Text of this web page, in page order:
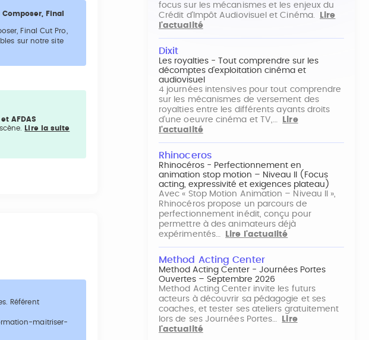
Final
Final Cut Pro,
sur notre site
AFDAS
Lire la suite
Référent
maitriser-
focus sur les mécanismes et les enjeux du
Crédit d'Impôt Audiovisuel et Cinéma.
Lire
l'actualité
Dixit
Les royalties - Tout comprendre sur les
décomptes d'exploitation cinéma et
audiovisuel
4 journées intensives pour tout comprendre
sur les mécanismes de versement des
royalties entre les différents ayants droits
d'une oeuvre cinéma et TV,…
Lire
l'actualité
Rhinoceros
Rhinocéros - Perfectionnement en
animation stop motion – Niveau II (Focus
acting, expressivité et exigences plateau)
Avec « Stop Motion Animation – Niveau II »,
Rhinocéros propose un parcours de
perfectionnement inédit, conçu pour
permettre à des animateurs déjà
expérimentés…
Lire l'actualité
Method Acting Center
Method Acting Center - Journées Portes
Ouvertes – Septembre 2026
Method Acting Center invite les futurs
acteurs à découvrir sa pédagogie et ses
coaches, et tester ses ateliers gratuitement
lors de ses Journées Portes…
Lire
l'actualité